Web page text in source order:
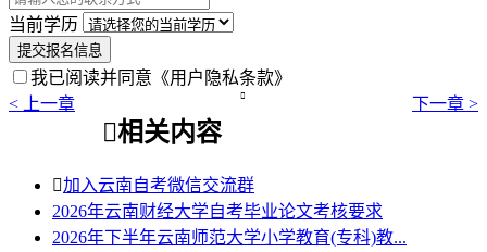
当前学历
提交报名信息
我已阅读并同意 《用户隐私条款》
< 上一章
 下一章 >
相关内容
加入云南自考微信交流群
2026年云南财经大学自考毕业论文考核要求
2026年下半年云南师范大学小学教育(专科)教...